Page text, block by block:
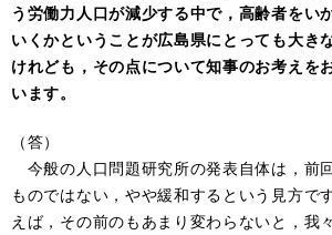
う労働力人口が減少する中で，高齢者をい
いくかということが広島県にとっても大き
けれども，その点について知事のお考えを
います。
（答）
今般の人口問題研究所の発表自体は，前
ものではない，やや緩和するという見方で
えば，その前のもあまり変わらないと，我